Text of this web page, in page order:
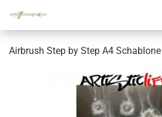
Airbrush Step by Step A4 Schablone